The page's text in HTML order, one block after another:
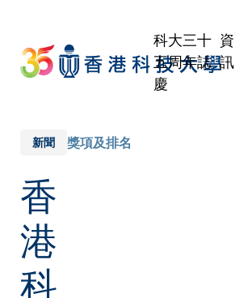
main
content
科大三十
五周年誌
慶
資
訊
新聞 獎項及排名
香
港
科